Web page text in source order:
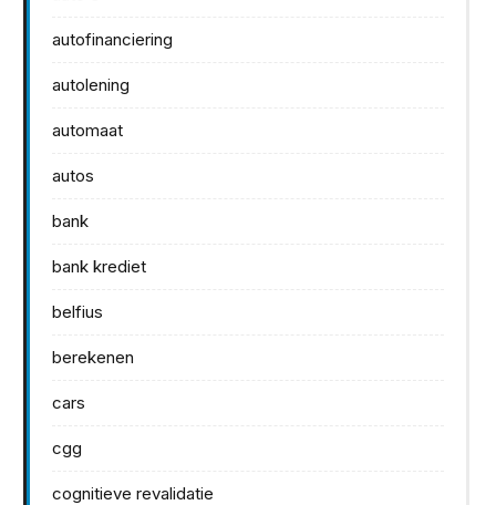
autofinanciering
autolening
automaat
autos
bank
bank krediet
belfius
berekenen
cars
cgg
cognitieve revalidatie